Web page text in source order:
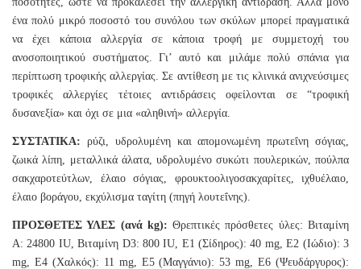
ένα πολύ μικρό ποσοστό του συνόλου των σκύλων μπορεί πραγματικά
να έχει κάποια αλλεργία σε κάποια τροφή με συμμετοχή του
ανοσοποιητικού συστήματος. Γι’ αυτό και μιλάμε πολύ σπάνια για
περίπτωση τροφικής αλλεργίας. Σε αντίθεση με τις κλινικά ανιχνεύσιμες
τροφικές αλλεργίες τέτοιες αντιδράσεις οφείλονται σε “τροφική
δυσανεξία» και όχι σε μια «αληθινή» αλλεργία.
ΣΥΣΤΑΤΙΚΑ: ρύζι, υδρολυμένη και απομονωμένη πρωτεΐνη σόγιας,
ζωικά λίπη, μεταλλικά άλατα, υδρολυμένο συκώτι πουλερικών, πούλπα
σακχαροτεύτλων, έλαιο σόγιας, φρουκτοολιγοσακχαρίτες, ιχθυέλαιο,
έλαιο βοράγου, εκχύλισμα ταγίτη (πηγή λουτεΐνης).
ΠΡΟΣΘΕΤΕΣ ΥΛΕΣ (ανά kg): Θρεπτικές πρόσθετες ύλες: Βιταμίνη
A: 24800 IU, Βιταμίνη D3: 800 IU, E1 (Σίδηρος): 40 mg, E2 (Ιώδιο): 3
mg, E4 (Χαλκός): 11 mg, E5 (Μαγγάνιο): 53 mg, E6 (Ψευδάργυρος):